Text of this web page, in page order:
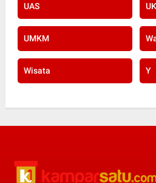
UAS
UMKM
Wisata Y